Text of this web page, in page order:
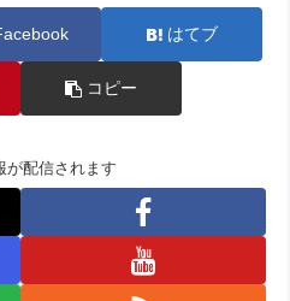
はてブ
コピー
が配信されます